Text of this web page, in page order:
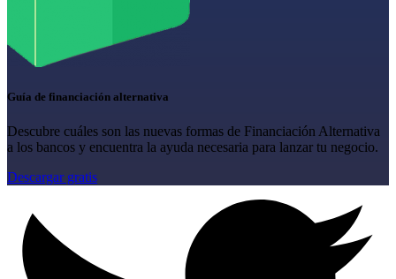
Guía de financiación alternativa
Descubre cuáles son las nuevas formas de Financiación Alternativa
a los bancos y encuentra la ayuda necesaria para lanzar tu negocio.
Descargar gratis